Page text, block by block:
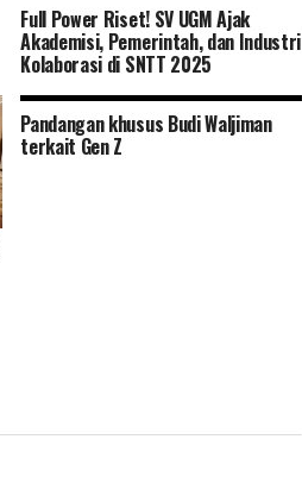
Full Power Riset! SV UGM Ajak
Akademisi, Pemerintah, dan Industri
Kolaborasi di SNTT 2025
Pandangan khusus Budi Waljiman
terkait Gen Z